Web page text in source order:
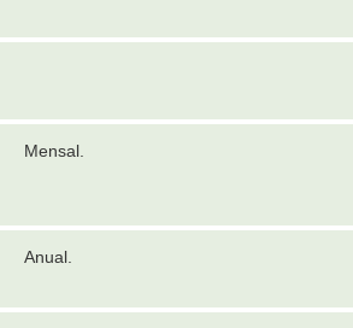
Mensal.
Anual.